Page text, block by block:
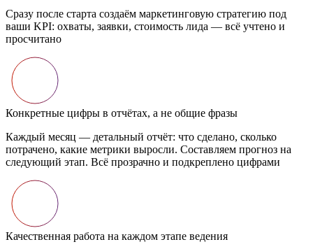
Сразу после старта создаём маркетинговую стратегию под
ваши KPI: охваты, заявки, стоимость лида — всё учтено и
просчитано
Конкретные цифры в отчётах, а не общие фразы
Каждый месяц — детальный отчёт: что сделано, сколько
потрачено, какие метрики выросли. Составляем прогноз на
следующий этап. Всё прозрачно и подкреплено цифрами
Качественная работа на каждом этапе ведения